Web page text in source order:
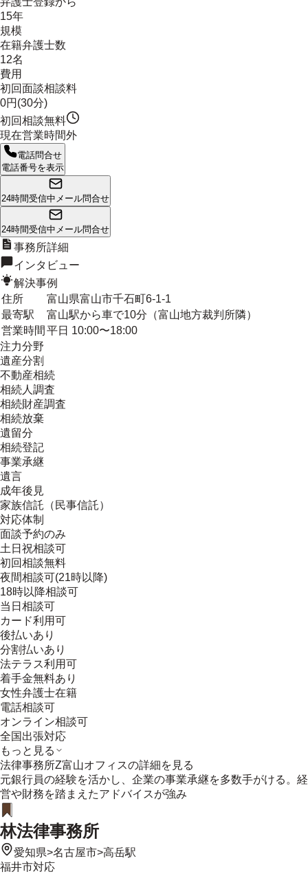
15年
規模
在籍弁護士数
12名
費用
初回面談相談料
0円(30分)
初回相談無料
現在営業時間外
電話問合せ
電話番号を表示
24時間受信中 メール問合せ
24時間受信中 メール問合せ
事務所詳細
インタビュー
解決事例
住所
富山県富山市千石町6-1-1
最寄駅
富山駅から車で10分（富山地方裁判所隣）
営業時間 平日 10:00〜18:00
注力分野
遺産分割
不動産相続
相続人調査
相続財産調査
相続放棄
遺留分
相続登記
事業承継
遺言
成年後見
家族信託（民事信託）
対応体制
面談予約のみ
土日祝相談可
初回相談無料
夜間相談可(21時以降)
18時以降相談可
当日相談可
カード利用可
後払いあり
分割払いあり
法テラス利用可
着手金無料あり
女性弁護士在籍
電話相談可
オンライン相談可
全国出張対応
もっと見る
法律事務所Z富山オフィスの詳細を見る
元銀行員の経験を活かし、企業の事業承継を多数手がける。経
営や財務を踏まえたアドバイスが強み
林法律事務所
愛知県>名古屋市>高岳駅
福井市対応